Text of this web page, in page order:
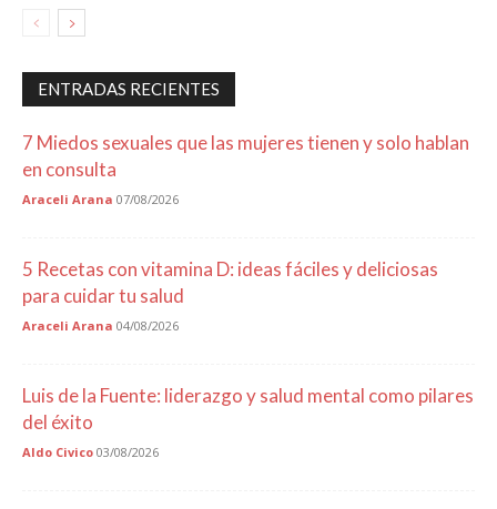
ENTRADAS RECIENTES
7 Miedos sexuales que las mujeres tienen y solo hablan
en consulta
Araceli Arana 07/08/2026
5 Recetas con vitamina D: ideas fáciles y deliciosas
para cuidar tu salud
Araceli Arana 04/08/2026
Luis de la Fuente: liderazgo y salud mental como pilares
del éxito
Aldo Civico 03/08/2026